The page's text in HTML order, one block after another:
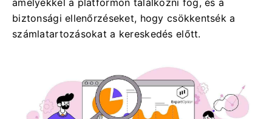
amelyekkel a platformon találkozni fog, és a
biztonsági ellenőrzéseket, hogy csökkentsék a
számlatartozásokat a kereskedés előtt.